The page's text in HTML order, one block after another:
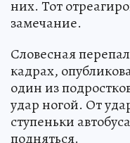
них. Тот
замечание.
Словесная
кадрах,
один из
удар ногой. От
ступеньки
подняться.